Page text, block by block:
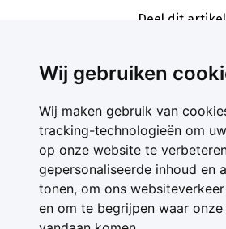
Wij gebruiken
Wij maken gebruik van
tracking-technologieën om
op onze website te
gepersonaliseerde inhoud en
tonen, om ons
en om te begrijpen waar
Deel dit artikel
Contact
Feedback
Nieuwsbrief